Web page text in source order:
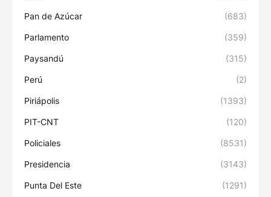
Pan de Azúcar (683)
Parlamento (359)
Paysandú (315)
Perú (2)
Piriápolis (1393)
PIT-CNT (120)
Policiales (8531)
Presidencia (3143)
Punta Del Este (1291)